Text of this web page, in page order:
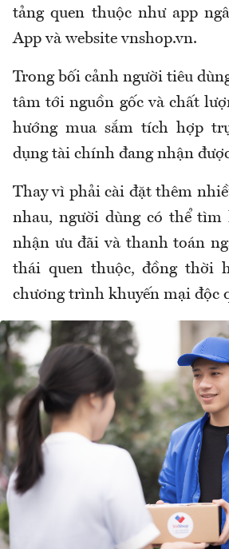
tảng quen thuộc như app
App và website vnshop.vn.
Trong bối cảnh người tiêu
tâm tới nguồn gốc và chất
hướng mua sắm tích hợp
dụng tài chính đang nhận
Thay vì phải cài đặt thêm
nhau, người dùng có thể tìm
nhận ưu đãi và thanh toán
thái quen thuộc, đồng thời
chương trình khuyến mại độc